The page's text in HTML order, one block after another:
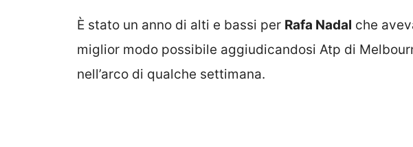
È stato un anno di alti e bassi per Rafa Nadal che
miglior modo possibile aggiudicandosi Atp di
nell’arco di qualche settimana.